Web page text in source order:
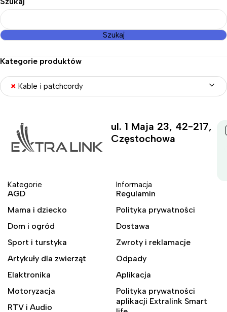
Szukaj
Kategorie produktów
× Kable i patchcordy
ul. 1 Maja 23, 42-217,
Częstochowa
Kategorie
AGD
Mama i dziecko
Dom i ogród
Sport i turstyka
Artykuły dla zwierząt
Elaktronika
Motoryzacja
RTV i Audio
Informacja
Regulamin
Polityka prywatności
Dostawa
Zwroty i reklamacje
Odpady
Aplikacja
Polityka prywatności
aplikacji Extralink Smart